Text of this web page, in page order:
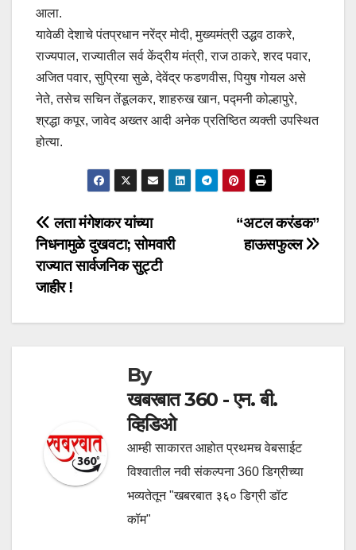
आला.
यावेळी देशाचे पंतप्रधान नरेंद्र मोदी, मुख्यमंत्री उद्धव ठाकरे,
राज्यपाल, राज्यातील सर्व केंद्रीय मंत्री, राज ठाकरे, शरद पवार,
अजित पवार, सुप्रिया सुळे, देवेंद्र फडणवीस, पियुष गोयल असे
नेते, तसेच सचिन तेंडूलकर, शाहरुख खान, पद्मनी कोल्हापुरे,
श्रद्धा कपूर, जावेद अख्तर आदी अनेक प्रतिष्ठित व्यक्ती उपस्थित
होत्या.
Post
navigation
“अटल करंडक”
हाऊसफुल्ल
लता मंगेशकर यांच्या
निधनामुळे दुखवटा; सोमवारी
राज्यात सार्वजनिक सुट्टी
जाहीर !
By
खबरबात 360 - एन. बी.
व्हिडिओ
आम्ही साकारत आहोत प्रथमच वेबसाईट
विश्वातील नवी संकल्पना 360 डिग्रीच्या
भव्यतेतून "खबरबात ३६० डिग्री डॉट
कॉम"